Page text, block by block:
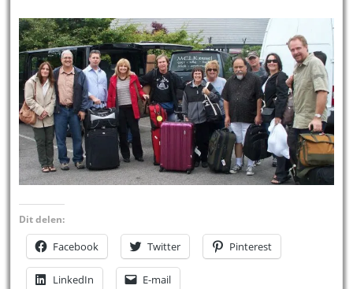
Dit delen:
Facebook Twitter Pinterest
LinkedIn E-mail